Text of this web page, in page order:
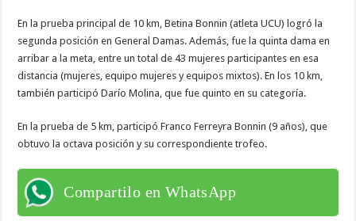
En la prueba principal de 10 km, Betina Bonnin (atleta UCU) logró la
segunda posición en General Damas. Además, fue la quinta dama en
arribar a la meta, entre un total de 43 mujeres participantes en esa
distancia (mujeres, equipo mujeres y equipos mixtos). En los 10 km,
también participó Darío Molina, que fue quinto en su categoría.
En la prueba de 5 km, participó Franco Ferreyra Bonnin (9 años), que
obtuvo la octava posición y su correspondiente trofeo.
Compartilo en WhatsApp